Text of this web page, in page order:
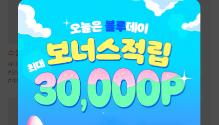
소설 해일주의보 [단행본]
3.7천
#오만남 #츤데레남 현대물 # 유혹남
# 계략남
로맨스 소설
#운명적사랑
다정남
#능력녀 #순진녀
#몸정>맘정 #상처녀
#순정남 #능력남
첫사랑
#계략남 #왕족/귀족
#상처남 # 고수위 #집착남
#재벌남 #절륜남